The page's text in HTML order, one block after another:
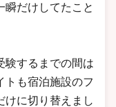
瞬だけしてたこと
験するまでの間は
トも宿泊施設のフ
けに切り替えまし